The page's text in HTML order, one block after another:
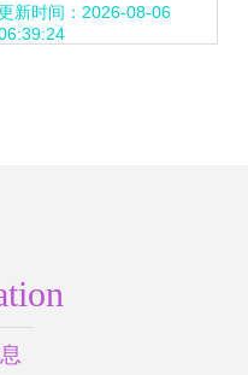
创意点亮绚丽之梦
新时间：2026-08-06